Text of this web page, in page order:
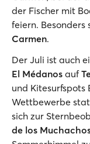
der Fischer mit
feiern. Besonders
Carmen.
Der Juli ist auch
El Médanos auf
und
Wettbewerbe
sich zur
de los